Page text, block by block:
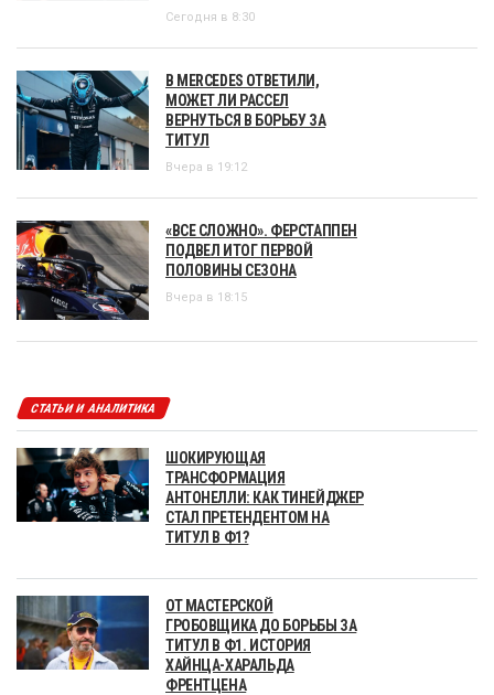
Сегодня в 8:30
В MERCEDES ОТВЕТИЛИ,
МОЖЕТ ЛИ РАССЕЛ
ВЕРНУТЬСЯ В БОРЬБУ ЗА
ТИТУЛ
Вчера в 19:12
«ВСЕ СЛОЖНО». ФЕРСТАППЕН
ПОДВЕЛ ИТОГ ПЕРВОЙ
ПОЛОВИНЫ СЕЗОНА
Вчера в 18:15
СТАТЬИ И АНАЛИТИКА
ШОКИРУЮЩАЯ
ТРАНСФОРМАЦИЯ
АНТОНЕЛЛИ: КАК ТИНЕЙДЖЕР
СТАЛ ПРЕТЕНДЕНТОМ НА
ТИТУЛ В Ф1?
ОТ МАСТЕРСКОЙ
ГРОБОВЩИКА ДО БОРЬБЫ ЗА
ТИТУЛ В Ф1. ИСТОРИЯ
ХАЙНЦА-ХАРАЛЬДА
ФРЕНТЦЕНА